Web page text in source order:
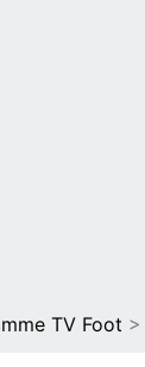
TV Foot >